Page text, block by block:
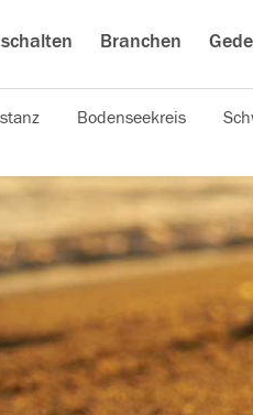
Branchen
Bodenseekreis